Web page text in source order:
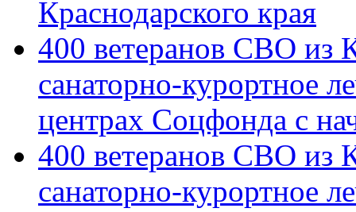
Краснодарского края
400 ветеранов СВО из
санаторно-курортное
центрах Соцфонда с
400 ветеранов СВО из
санаторно-курортное